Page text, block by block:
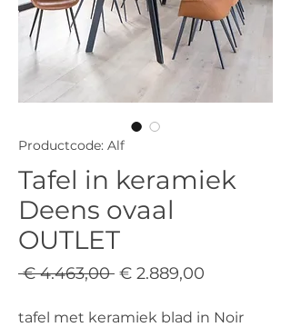
Productcode: Alf
Tafel in keramiek
Deens ovaal
OUTLET
€ 4.463,00 Normale
€ 2.889,00
tafel met keramiek blad in Noir